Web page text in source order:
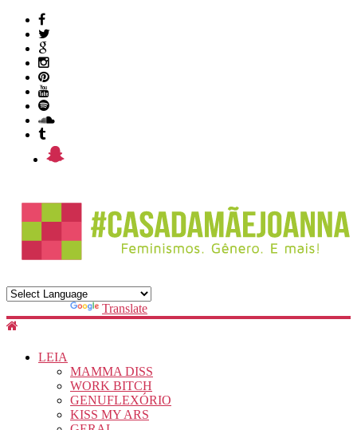
Translate
LEIA
MAMMA DISS
WORK BITCH
GENUFLEXÓRIO
KISS MY ARS